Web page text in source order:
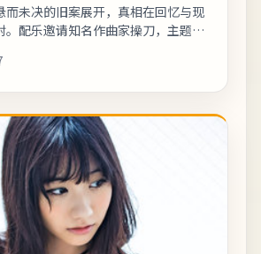
而未决的旧案展开，真相在回忆与现
。配乐邀请知名作曲家操刀，主题曲
岗位致敬。《善意绑架—...